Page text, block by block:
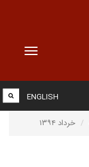
Toggle
ENGLISH
خرداد ۱۳۹۴